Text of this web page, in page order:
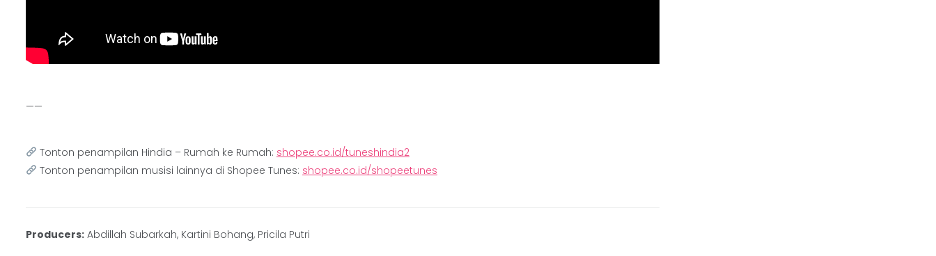
——
Tonton penampilan Hindia – Rumah ke Rumah: shopee.co.id/tuneshindia2
Tonton penampilan musisi lainnya di Shopee Tunes: shopee.co.id/shopeetunes
Producers: Abdillah Subarkah, Kartini Bohang, Pricila Putri